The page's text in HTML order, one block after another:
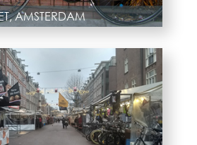
AMSTERDAM